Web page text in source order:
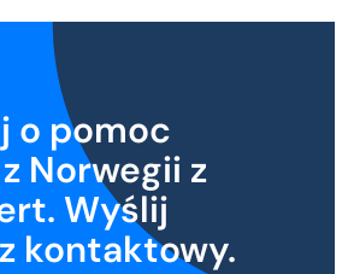
o pomoc
Norwegii z
Wyślij
kontaktowy.